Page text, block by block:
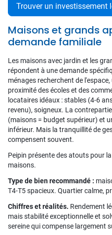
Trouver un investissement
Maisons et grands
demande familiale
Les maisons avec jardin et les
répondent à une demande
ménages recherchent de
proximité des écoles et des
locataires idéaux : stables (4-6
revenu), soigneux. La
(maisons = budget supérieur) et
inférieur. Mais la tranquillité de
compensent souvent.
Peipin présente des atouts pour
maisons.
Type de bien recommandé :
T4-T5 spacieux. Quartier calme,
Chiffres et réalités. Rendement
mais stabilité exceptionnelle et
sereine qui compense largement